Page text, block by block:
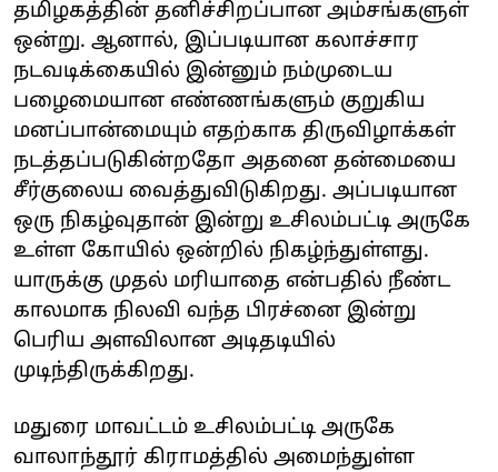
தமிழகத்தின் தனிச்சிறப்பான அம்சங்களுள்
ஒன்று. ஆனால், இப்படியான கலாச்சார
நடவடிக்கையில் இன்னும் நம்முடைய
பழைமையான எண்ணங்களும் குறுகிய
மனப்பான்மையும் எதற்காக திருவிழாக்கள்
நடத்தப்படுகின்றதோ அதனை தன்மையை
சீர்குலைய வைத்துவிடுகிறது. அப்படியான
ஒரு நிகழ்வுதான் இன்று உசிலம்பட்டி அருகே
உள்ள கோயில் ஒன்றில் நிகழ்ந்துள்ளது.
யாருக்கு முதல் மரியாதை என்பதில் நீண்ட
காலமாக நிலவி வந்த பிரச்னை இன்று
பெரிய அளவிலான அடிதடியில்
முடிந்திருக்கிறது.
மதுரை மாவட்டம் உசிலம்பட்டி அருகே
வாலாந்தூர் கிராமத்தில் அமைந்துள்ள